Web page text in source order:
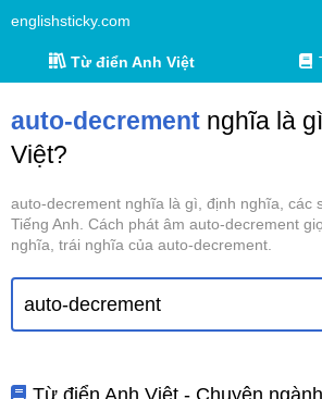
englishsticky.com
Từ điển Anh Việt
auto-decrement nghĩa là
Việt?
auto-decrement nghĩa là gì, định nghĩa, các
Tiếng Anh. Cách phát âm auto-decrement
nghĩa, trái nghĩa của auto-decrement.
Từ điển Anh Việt - Chuyên ngành